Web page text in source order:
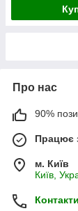
Про нас
90%
Працює
м. Київ
Київ,
Контакти